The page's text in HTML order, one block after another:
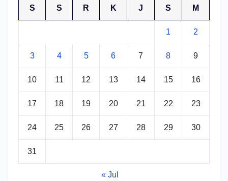
S S R K J S M
1 2
3 4 5 6 7 8 9
10 11 12 13 14 15 16
17 18 19 20 21 22 23
24 25 26 27 28 29 30
31
« Jul